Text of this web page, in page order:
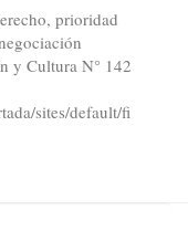
prioridad
y Cultura N° 142
sites/default/fi